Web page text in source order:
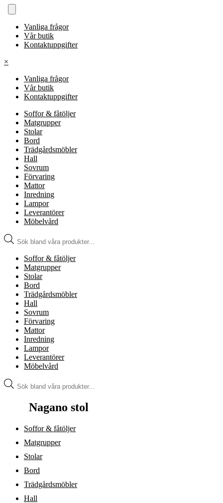
Vanliga frågor
Vår butik
Kontaktuppgifter
×
Vanliga frågor
Vår butik
Kontaktuppgifter
Soffor & fåtöljer
Matgrupper
Stolar
Bord
Trädgårdsmöbler
Hall
Sovrum
Förvaring
Mattor
Inredning
Lampor
Leverantörer
Möbelvård
Produktsökning
Soffor & fåtöljer
Matgrupper
Stolar
Bord
Trädgårdsmöbler
Hall
Sovrum
Förvaring
Mattor
Inredning
Lampor
Leverantörer
Möbelvård
Produktsökning
Nagano stol
Soffor & fåtöljer
Matgrupper
Stolar
Bord
Trädgårdsmöbler
Hall